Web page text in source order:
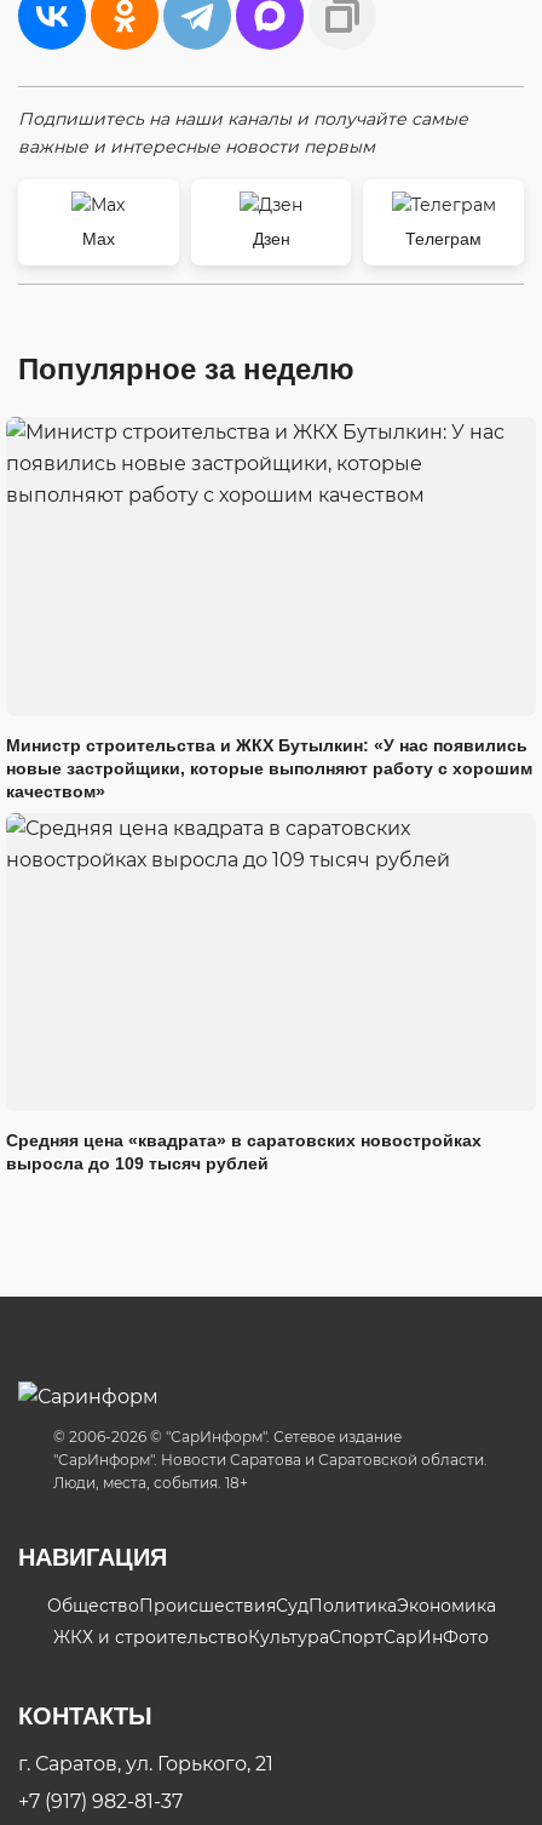
Подпишитесь на наши каналы и получайте самые
важные и интересные новости первым
Max Дзен Телеграм
Популярное за неделю
Министр строительства и ЖКХ Бутылкин: «У нас появились
новые застройщики, которые выполняют работу с хорошим
качеством»
Средняя цена «квадрата» в саратовских новостройках
выросла до 109 тысяч рублей
© 2006-2026 © "СарИнформ". Сетевое издание
"СарИнформ". Новости Саратова и Саратовской области.
Люди, места, события. 18+
НАВИГАЦИЯ
ОбществоПроисшествияСудПолитикаЭкономика
ЖКХ и строительствоКультураСпортСарИнФото
КОНТАКТЫ
г. Саратов, ул. Горького, 21
+7 (917) 982-81-37